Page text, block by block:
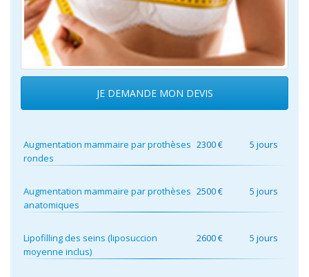
JE DEMANDE MON DEVIS
Augmentation mammaire par prothèses
rondes
2300 € 5 jours
Augmentation mammaire par prothèses
anatomiques
2500 € 5 jours
Lipofilling des seins (liposuccion
moyenne inclus)
2600 € 5 jours